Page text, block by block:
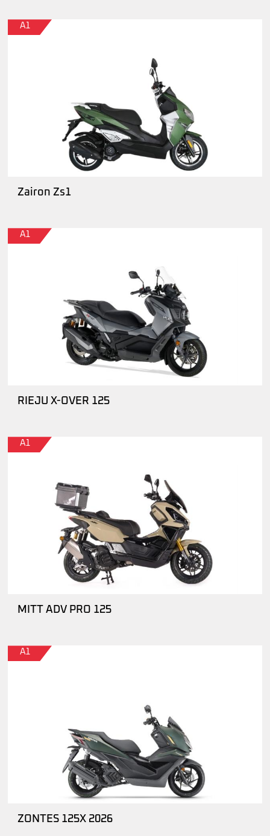
A1
Zairon Zs1
A1
RIEJU X-OVER 125
A1
MITT ADV PRO 125
A1
ZONTES 125X 2026